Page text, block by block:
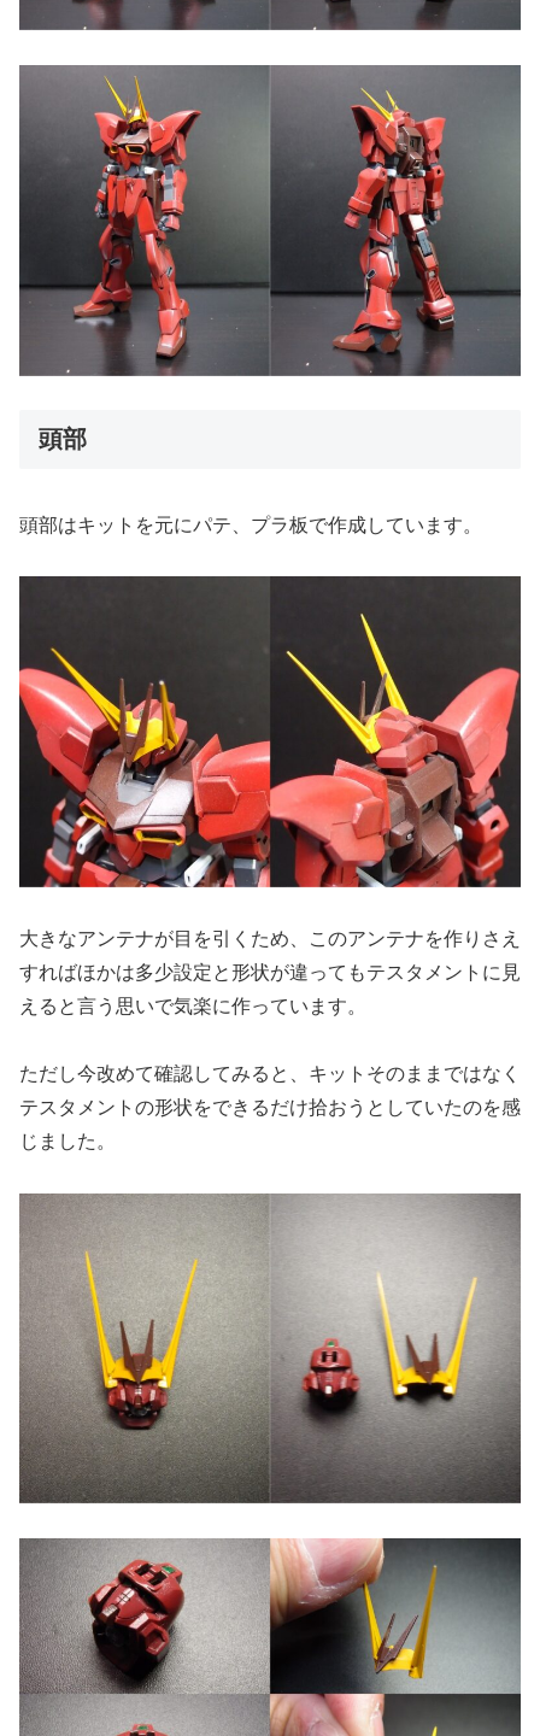
頭部
頭部はキットを元にパテ、プラ板で作成しています。
大きなアンテナが目を引くため、このアンテナを作りさえ
すればほかは多少設定と形状が違ってもテスタメントに見
えると言う思いで気楽に作っています。
ただし今改めて確認してみると、キットそのままではなく
テスタメントの形状をできるだけ拾おうとしていたのを感
じました。